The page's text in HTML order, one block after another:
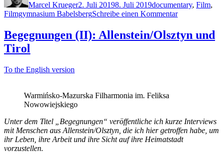
Marcel Krueger2. Juli 20198. Juli 2019documentary, Film,
Filmgymnasium BabelsbergSchreibe einen Kommentarzu
Begegnungen (II): Allenstein/Olsztyn und
Tirol
To the English version
Warmińsko-Mazurska Filharmonia im. Feliksa
Nowowiejskiego
Unter dem Titel „Begegnungen“ veröffentliche ich kurze Interviews
mit Menschen aus Allenstein/Olsztyn, die ich hier getroffen habe, um
ihr Leben, ihre Arbeit und ihre Sicht auf ihre Heimatstadt
vorzustellen.